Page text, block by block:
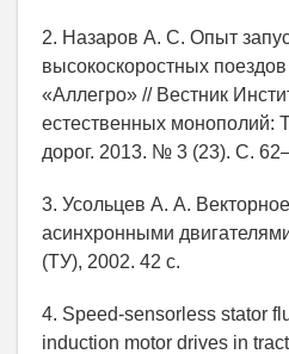
2. Назаров А. С. Опыт
высокоскоростных
«Аллегро» // Вестник
естественных монополий:
дорог. 2013. № 3 (23). С.
3. Усольцев А. А.
асинхронными
(ТУ), 2002. 42 с.
4. Speed-sensorless stator
induction motor drives in